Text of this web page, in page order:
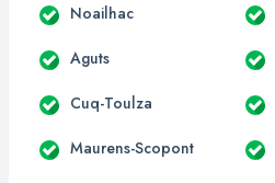
Noailhac
Aguts
Cuq-Toulza
Maurens-Scopont